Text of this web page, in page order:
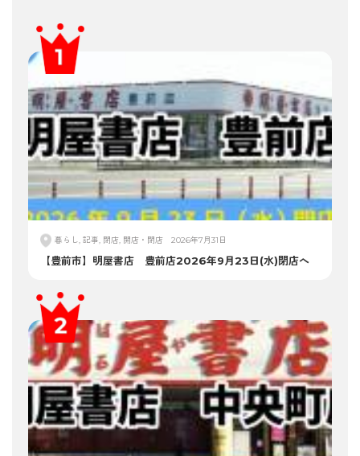
暮らし, 記事, 閉店, 開店・閉店 2026年7月31日
【豊前市】明屋書店 豊前店2026年9月23日(水)閉店へ